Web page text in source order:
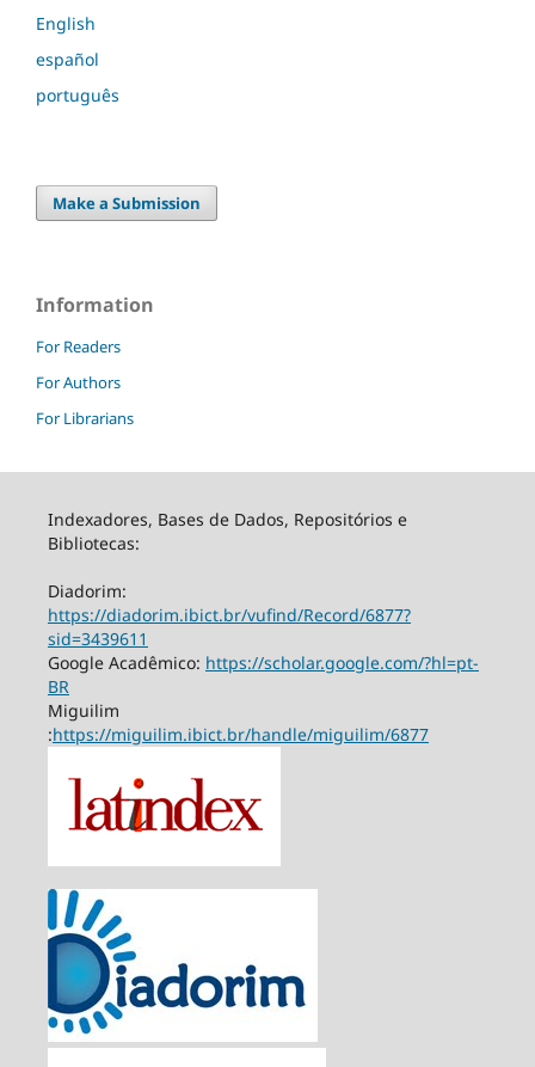
English
español
português
Make a Submission
Information
For Readers
For Authors
For Librarians
Indexadores, Bases de Dados, Repositórios e
Bibliotecas:
Diadorim:
https://diadorim.ibict.br/vufind/Record/6877?
sid=3439611
Google Acadêmico: https://scholar.google.com/?hl=pt-
BR
Miguilim
:https://miguilim.ibict.br/handle/miguilim/6877